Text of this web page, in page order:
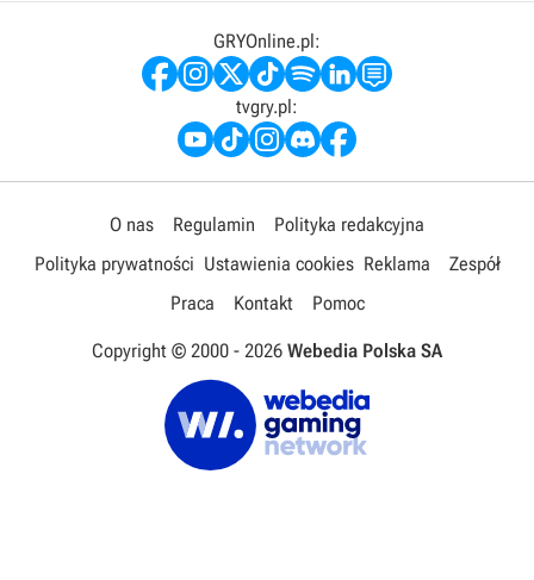
GRYOnline.pl:
tvgry.pl:
O nas Regulamin
Polityka redakcyjna
Polityka prywatności Ustawienia cookies Reklama
Zespół
Praca
Kontakt Pomoc
Copyright © 2000 - 2026 Webedia Polska SA